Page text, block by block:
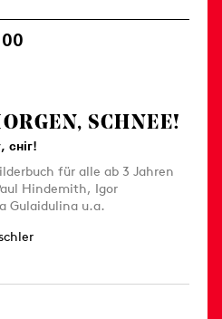
SCHNEE!
сніг!
für alle ab 3 Jahren
Hindemith, Igor
Gulaidulina u.a.